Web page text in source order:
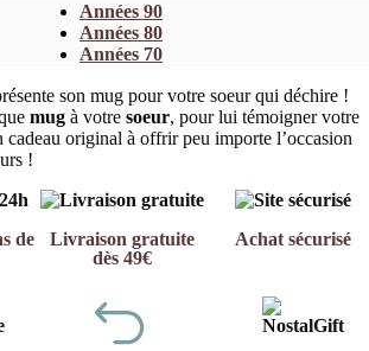
son mug pour votre soeur qui déchire !
mug à votre soeur, pour lui témoigner votre
cadeau original à offrir peu importe l’occasion
!
Années 90
Années 80
Années 70
de
Livraison gratuite
dès 49€
Achat sécurisé